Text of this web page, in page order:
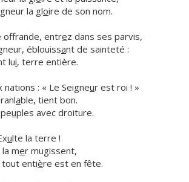
la gloire de son nom.
entrez dans ses parvis,
éblouissant de sainteté :
lui, terre entière.
nations : « Le Seigneur est roi ! »
able, tient bon.
uples avec droiture.
ulte la terre !
mer mugissent,
tout entière est en fête.